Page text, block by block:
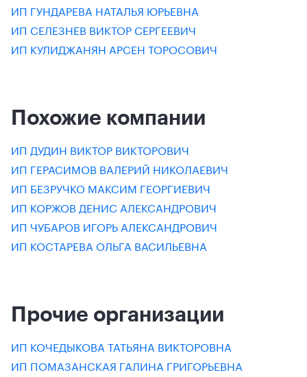
ИП ГУНДАРЕВА НАТАЛЬЯ ЮРЬЕВНА
ИП СЕЛЕЗНЕВ ВИКТОР СЕРГЕЕВИЧ
ИП КУЛИДЖАНЯН АРСЕН ТОРОСОВИЧ
Похожие компании
ИП ДУДИН ВИКТОР ВИКТОРОВИЧ
ИП ГЕРАСИМОВ ВАЛЕРИЙ НИКОЛАЕВИЧ
ИП БЕЗРУЧКО МАКСИМ ГЕОРГИЕВИЧ
ИП КОРЖОВ ДЕНИС АЛЕКСАНДРОВИЧ
ИП ЧУБАРОВ ИГОРЬ АЛЕКСАНДРОВИЧ
ИП КОСТАРЕВА ОЛЬГА ВАСИЛЬЕВНА
Прочие организации
ИП КОЧЕДЫКОВА ТАТЬЯНА ВИКТОРОВНА
ИП ПОМАЗАНСКАЯ ГАЛИНА ГРИГОРЬЕВНА